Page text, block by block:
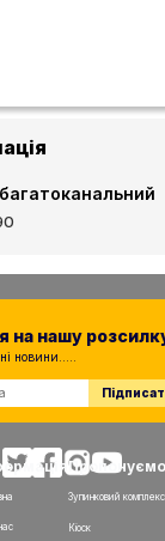
Зупинковий комплекс
Кіоск
на нашу
новини.....